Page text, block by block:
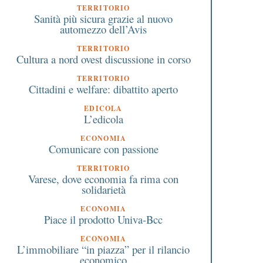
TERRITORIO
Sanità più sicura grazie al nuovo
automezzo dell’Avis
TERRITORIO
Cultura a nord ovest discussione in corso
TERRITORIO
Cittadini e welfare: dibattito aperto
EDICOLA
L’edicola
ECONOMIA
Comunicare con passione
TERRITORIO
Varese, dove economia fa rima con
solidarietà
ECONOMIA
Piace il prodotto Univa-Bcc
ECONOMIA
L’immobiliare “in piazza” per il rilancio
economico